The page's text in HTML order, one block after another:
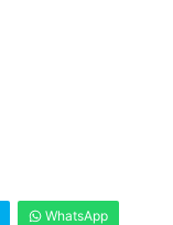
WhatsApp